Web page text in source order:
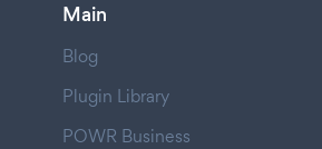
Main
Blog
Plugin Library
POWR Business